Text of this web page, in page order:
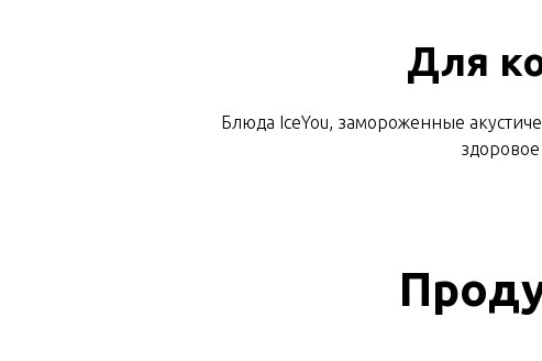
Для
Блюда IceYou, замороженные